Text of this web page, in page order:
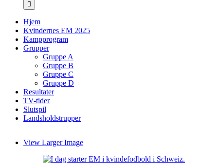
Hjem
Kvindernes EM 2025
Kampprogram
Grupper
Gruppe A
Gruppe B
Gruppe C
Gruppe D
Resultater
TV-tider
Slutspil
Landsholdstrupper
View Larger Image